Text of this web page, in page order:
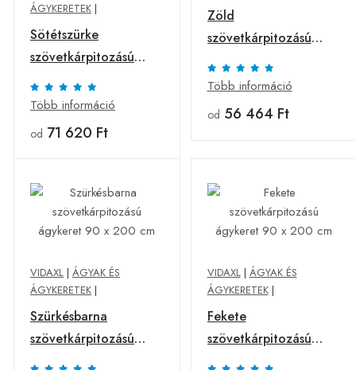
ÁGYKERETEK |
Sötétszürke
szövetkárpitozású
ágykeret 160 x 200
cm
Több információ
od 71 620 Ft
Zöld
szövetkárpitozású
ágykeret 90 x 200 cm
Több információ
od 56 464 Ft
VIDAXL | ÁGYAK ÉS
ÁGYKERETEK |
Szürkésbarna
szövetkárpitozású
ágykeret 90 x 200 cm
VIDAXL| ÁGYAK ÉS
ÁGYKERETEK|
Fekete
szövetkárpitozású
ágykeret 90 x 200 cm